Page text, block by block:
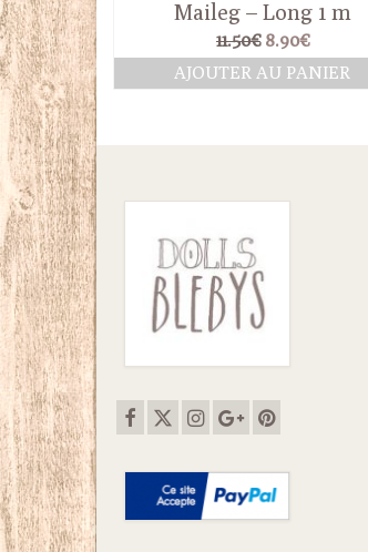
Maileg – Long 1 m
11.50€ Le
prix
initial
8.90€Le
prix
actuel
AJOUTER AU PANIER